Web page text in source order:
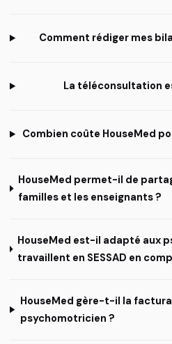
Comment rédiger mes
La téléconsultation
Combien coûte HouseMed
HouseMed permet-il de
familles et les enseignants ?
HouseMed est-il adapté aux
travaillent en SESSAD en
HouseMed gère-t-il la
psychomotricien ?